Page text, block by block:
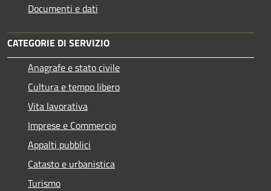
Documenti e dati
CATEGORIE DI SERVIZIO
Anagrafe e stato civile
Cultura e tempo libero
Vita lavorativa
Imprese e Commercio
Appalti pubblici
Catasto e urbanistica
Turismo